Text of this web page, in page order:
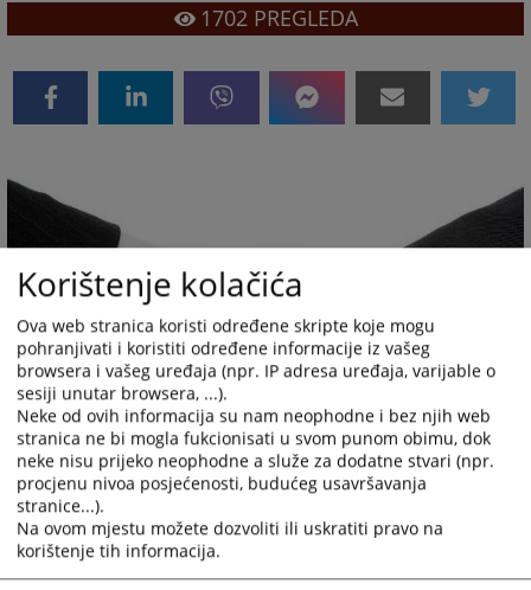
1702PREGLEDA
Korištenje kolačića
Ova web stranica koristi određene skripte koje mogu
pohranjivati i koristiti određene informacije iz vašeg
browsera i vašeg uređaja (npr. IP adresa uređaja, varijable o
sesiji unutar browsera, ...).
Neke od ovih informacija su nam neophodne i bez njih web
stranica ne bi mogla fukcionisati u svom punom obimu, dok
neke nisu prijeko neophodne a služe za dodatne stvari (npr.
procjenu nivoa posjećenosti, budućeg usavršavanja
stranice...).
Na ovom mjestu možete dozvoliti ili uskratiti pravo na
korištenje tih informacija.